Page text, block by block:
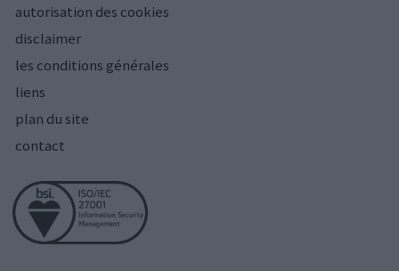
autorisation des cookies
disclaimer
les conditions générales
liens
plan du site
contact